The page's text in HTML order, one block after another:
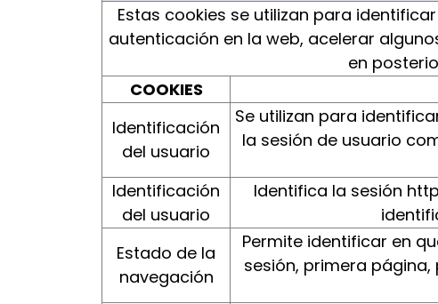
Estas cookies se utilizan para
autenticación en la web, acelerar
en
COOKIES
Identificación
del usuario
Se utilizan para
la sesión de usuario
Identificación
del usuario
Identifica la sesión
Estado de la
navegación
Permite identificar en
sesión, primera